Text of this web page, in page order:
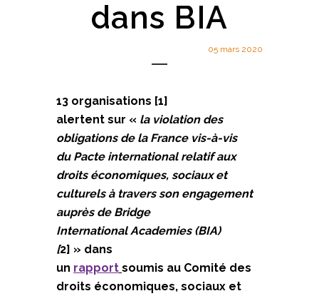
dans BIA
05 mars 2020
13 organisations [1]
alertent sur « la violation des
obligations de la France vis-à-vis
du Pacte international relatif aux
droits économiques, sociaux et
culturels à travers son engagement
auprès de Bridge
International Academies (BIA)
[2] » dans
un rapport soumis au Comité des
droits économiques, sociaux et